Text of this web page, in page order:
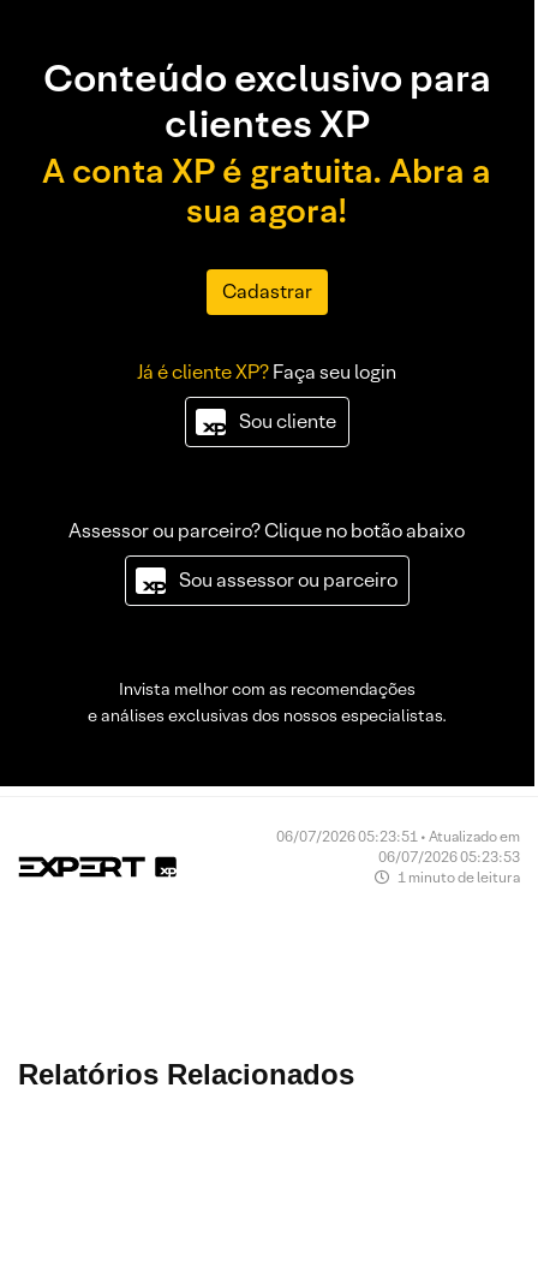
Conteúdo exclusivo para
clientes XP
A conta XP é gratuita. Abra a
sua agora!
Cadastrar
Já é cliente XP?Faça seu login
Sou cliente
Assessor ou parceiro? Clique no botão abaixo
Sou assessor ou parceiro
Invista melhor com as recomendações
e análises exclusivas dos nossos especialistas.
06/07/2026 05:23:51 • Atualizado em
06/07/2026 05:23:53
1 minuto de leitura
Relatórios Relacionados